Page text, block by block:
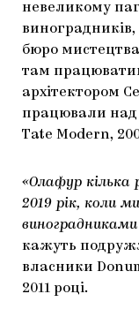
невеликому
бюро
там
архітектором
працювали над
Tate Modern,
«Олафур кілька
2019 рік, коли
виноградниками
кажуть
власники
2011 році.